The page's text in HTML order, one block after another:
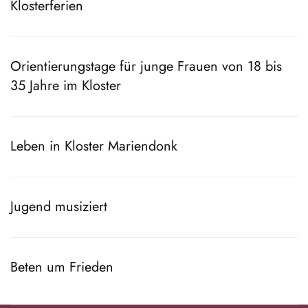
Klosterferien
Orientierungstage für junge Frauen von 18 bis
35 Jahre im Kloster
Leben in Kloster Mariendonk
Jugend musiziert
Beten um Frieden